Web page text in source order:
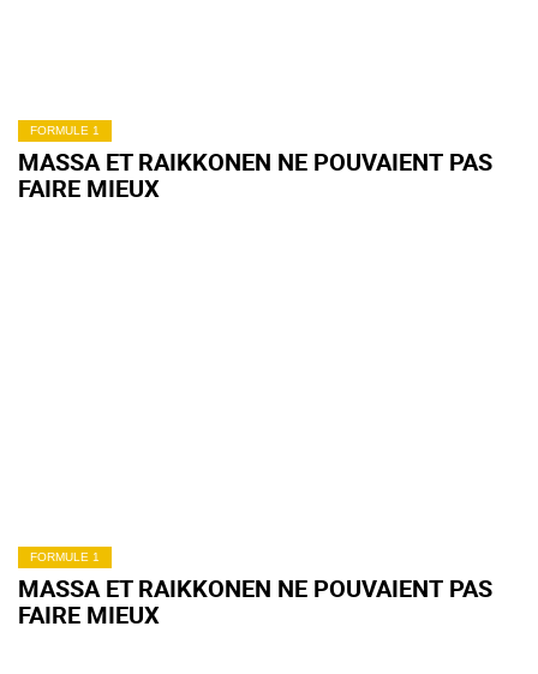
FORMULE 1
MASSA ET RAIKKONEN NE POUVAIENT PAS
FAIRE MIEUX
FORMULE 1
MASSA ET RAIKKONEN NE POUVAIENT PAS
FAIRE MIEUX